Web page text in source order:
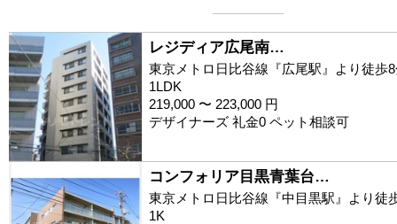
レジディア広尾南…
東京メトロ日比谷線『広尾駅』より徒歩
1LDK
219,000 〜 223,000 円
デザイナーズ 礼金0 ペット相談可
コンフォリア目黒青葉台…
東京メトロ日比谷線『中目黒駅』より徒
1K